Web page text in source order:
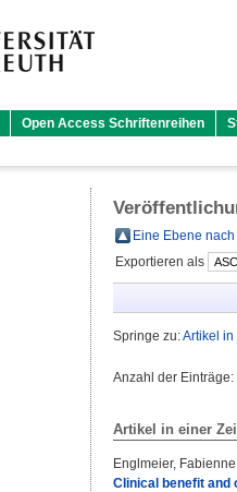
Open Access Schriftenreihen
Eine Ebene
Exportieren als
Springe zu:Artikel in
Anzahl der Einträge:
Artikel in einer
Englmeier, Fabienne
Clinical benefit and